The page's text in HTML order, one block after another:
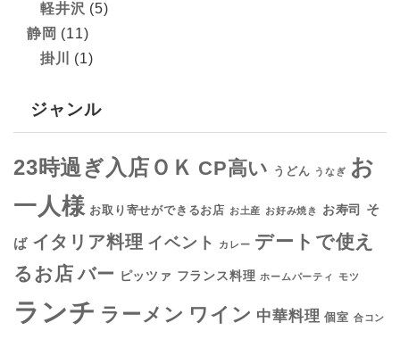
軽井沢 (5)
静岡 (11)
掛川
(1)
ジャンル
23時過ぎ入店ＯＫ CP高い うどん うなぎ お
一人様 お取り寄せができるお店 お土産 お好み焼き お寿司 そ
ば イタリア料理 イベント カレー デートで使え
るお店 バー ピッツァ フランス料理 ホームパーティ モツ
ランチ ラーメン ワイン 中華料理 個室 合コン